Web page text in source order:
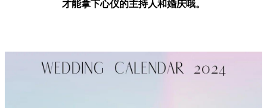
才能拿下心仪的主持人和婚庆哦。